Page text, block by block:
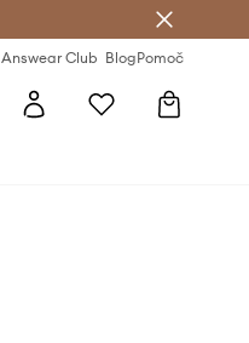
Answear Club BlogPomoč